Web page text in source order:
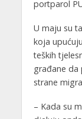
portparol
U maju su
koja
teških
građane da
strane
– Kada su